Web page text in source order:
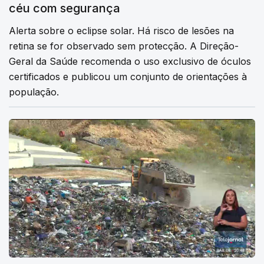
céu com segurança
Alerta sobre o eclipse solar. Há risco de lesões na
retina se for observado sem protecção. A Direção-
Geral da Saúde recomenda o uso exclusivo de óculos
certificados e publicou um conjunto de orientações à
população.